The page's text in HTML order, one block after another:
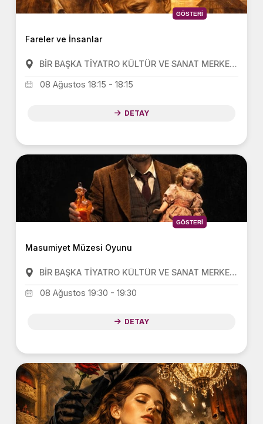
GÖSTERI
Fareler ve İnsanlar
BİR BAŞKA TİYATRO KÜLTÜR VE SANAT MERKEZİ(BBT)
08 Ağustos 18:15 - 18:15
DETAY
GÖSTERI
Masumiyet Müzesi Oyunu
BİR BAŞKA TİYATRO KÜLTÜR VE SANAT MERKEZİ(BBT)
08 Ağustos 19:30 - 19:30
DETAY